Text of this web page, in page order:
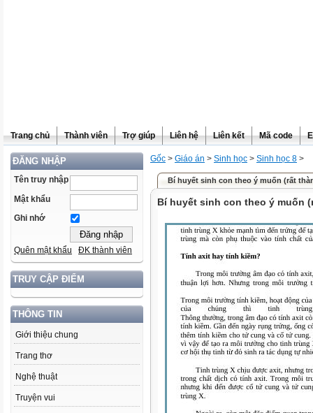
Trang chủ Thành viên Trợ giúp Liên hệ Liên kết Mã code
ĐĂNG NHẬP
Tên truy nhập
Mật khẩu
Ghi nhớ
Quên mật khẩu ĐK thành viên
TRUY CẬP ĐIỂM
THÔNG TIN
Giới thiệu chung
Trang thơ
Nghệ thuật
Truyện vui
Gốc > Giáo án > Sinh học > Sinh học 8 >
Bí huyết sinh con theo ý muốn (rất
Bí huyết sinh con theo ý muốn